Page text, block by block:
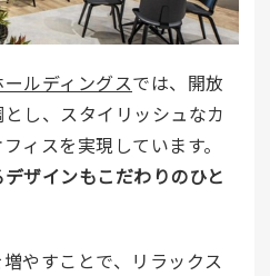
ルディングスでは、開放
し、スタイリッシュなカ
ィスを実現しています。
ザインもこだわりのひと
やすことで、リラックス